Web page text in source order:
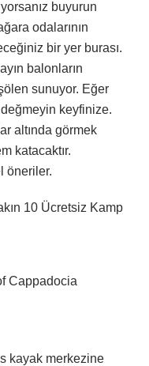
buyurun
odalarının
bir yer burası.
balonların
sunuyor. Eğer
keyfinize.
altında görmek
katacaktır.
öneriler.
10 Ücretsiz Kamp
Cappadocia
kayak merkezine